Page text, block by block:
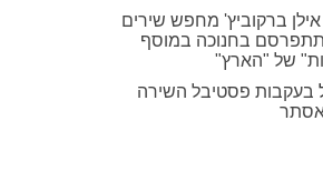
אילן ברקוביץ' מחפש שירים
בחנוכה במוסף
של "הארץ"
בעקבות פסטיבל השירה